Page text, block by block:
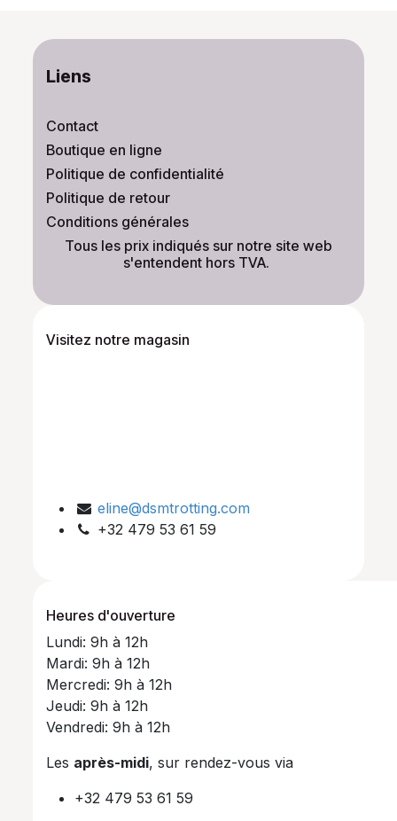
Liens
Contact
Boutique en ligne
Politique de confidentialité
Politique de retour
Conditions générales
​Tous les prix indiqués sur notre site web
s'entendent hors TVA.
Visitez notre magasin
eline@dsmtrotting.com
+32 479 53 61 59
Heures d'ouverture
Lundi: 9h à 12h
Mardi: 9h à 12h
Mercredi: 9h à 12h
Jeudi: 9h à 12h
Vendredi: 9h à 12h
Les après-midi, sur rendez-vous via
+32 479 53 61 59